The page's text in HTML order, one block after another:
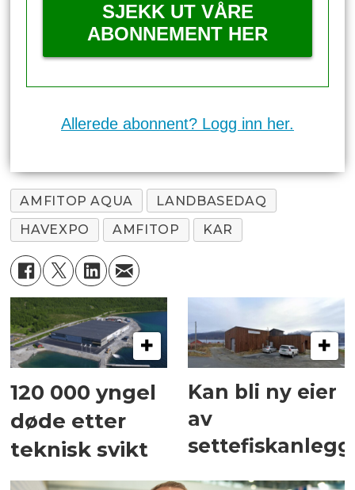
SJEKK UT VÅRE
ABONNEMENT HER
Allerede abonnent? Logg inn her.
AMFITOP AQUA
LANDBASEDAQ
HAVEXPO
AMFITOP KAR
120 000 yngel
døde etter
teknisk svikt
Kan bli ny eier
av
settefiskanlegg